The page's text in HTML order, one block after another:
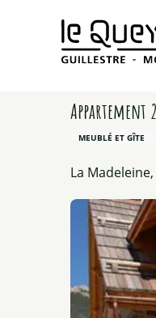
Accueil
Appartement
MEUBLÉ ET GÎTE
La